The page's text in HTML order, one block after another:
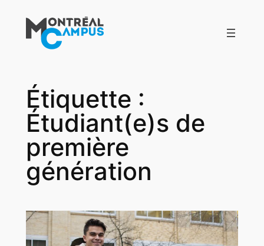
contenu
Étiquette :
Étudiant(e)s de
première
génération